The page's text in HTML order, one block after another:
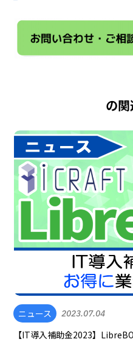
の
ニュース 2023.07.04
【IT導入補助金2023】